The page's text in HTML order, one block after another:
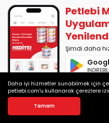
farklı alternatifler bulunur. En
Petlebi.com sitesine üye girişi
sepetinize eklemektir.
ödemesini online olarak kredi
havale/EFT yöntemlerini
Kedi maması sipariş etmenin
müşteri hizmetlerine ulaşmaktır.
ürünlerle buluşmasını
Kedi Maması Çeşitleri ve
Sorulan Sorular
Petlebi
Şimdi daha
App
Daha iyi hizmetler sunabilmek için
petlebi.com'u kullanarak çerezlere
Tamam